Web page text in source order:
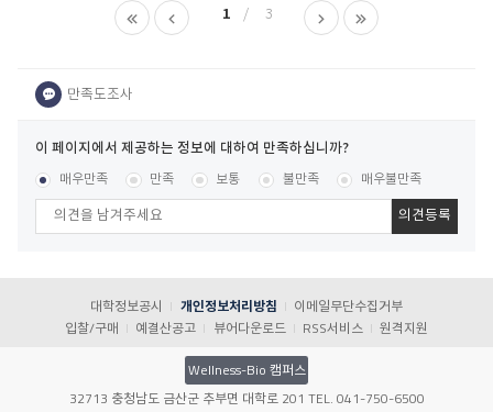
1 3
이
페
이
에
콘텐츠 만족도 조사 [평균 .00 점 / 15 명 참여]
매우만족 만족 보통 불만족 매우불만족
대학정보공시 개인정보처리방침
이메일무단수집거부
입찰/구매
예결산공고 뷰어다운로드 RSS서비스
원격지원
Wellness-Bio 캠퍼스
32713 충청남도 금산군 추부면 대학로 201 TEL. 041-750-6500